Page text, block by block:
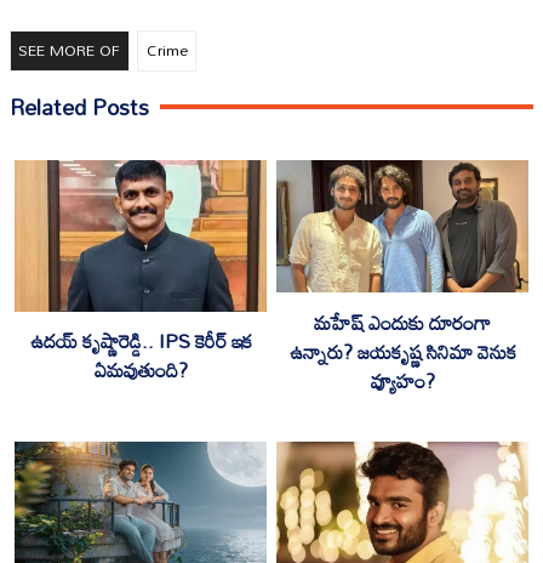
SEE MORE OF Crime
Related Posts
ఉదయ్ కృష్ణారెడ్డి.. IPS కెరీర్ ఇక
ఏమవుతుంది?
మహేష్ ఎందుకు దూరంగా
ఉన్నారు? జయకృష్ణ సినిమా వెనుక
వ్యూహం?